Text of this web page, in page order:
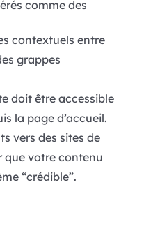
comme des
contextuels entre
grappes
doit être accessible
la page d’accueil.
vers des sites de
votre contenu
“crédible”.